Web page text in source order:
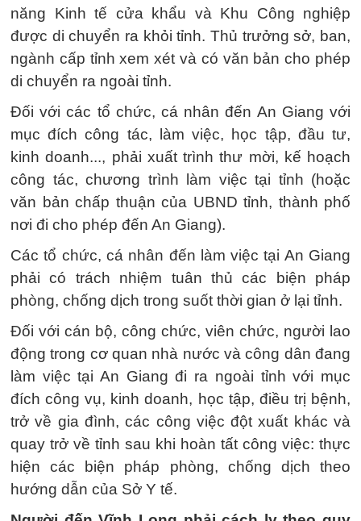
năng Kinh tế cửa khẩu và Khu Công nghiệp
được di chuyển ra khỏi tỉnh. Thủ trưởng sở, ban,
ngành cấp tỉnh xem xét và có văn bản cho phép
di chuyển ra ngoài tỉnh.
Đối với các tổ chức, cá nhân đến An Giang với
mục đích công tác, làm việc, học tập, đầu tư,
kinh doanh..., phải xuất trình thư mời, kế hoạch
công tác, chương trình làm việc tại tỉnh (hoặc
văn bản chấp thuận của UBND tỉnh, thành phố
nơi đi cho phép đến An Giang).
Các tổ chức, cá nhân đến làm việc tại An Giang
phải có trách nhiệm tuân thủ các biện pháp
phòng, chống dịch trong suốt thời gian ở lại tỉnh.
Đối với cán bộ, công chức, viên chức, người lao
động trong cơ quan nhà nước và công dân đang
làm việc tại An Giang đi ra ngoài tỉnh với mục
đích công vụ, kinh doanh, học tập, điều trị bệnh,
trở về gia đình, các công việc đột xuất khác và
quay trở về tỉnh sau khi hoàn tất công việc: thực
hiện các biện pháp phòng, chống dịch theo
hướng dẫn của Sở Y tế.